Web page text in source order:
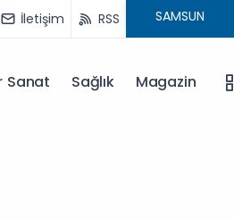
İletişim RSS
Sanat Sağlık Magazin